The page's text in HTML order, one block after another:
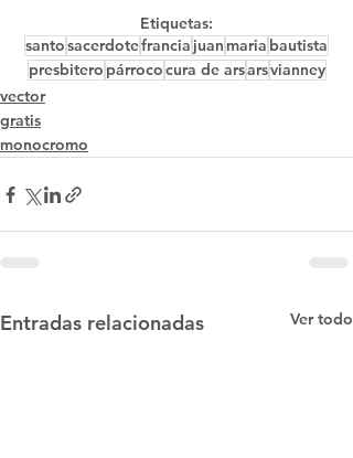
Etiquetas:
santosacerdotefrancia juan maria bautista
presbitero párrococura de arsarsvianney
vector
gratis
monocromo
Entradas relacionadas Ver todo